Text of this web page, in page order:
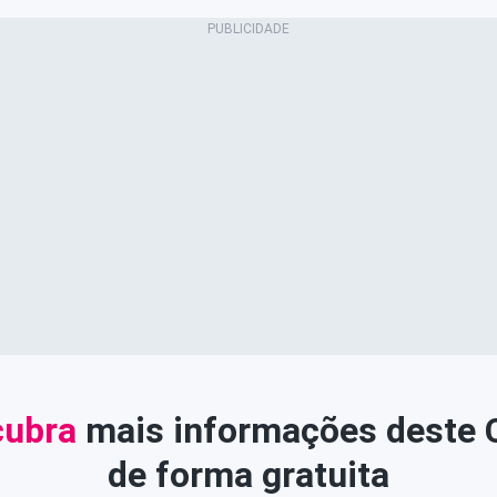
mais informações deste
de forma gratuita